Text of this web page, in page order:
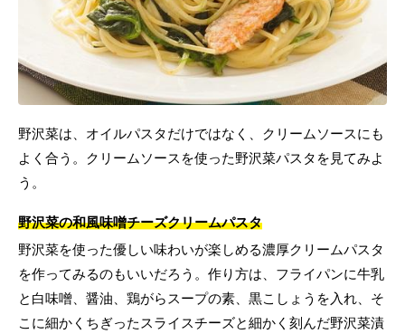
野沢菜は、オイルパスタだけではなく、クリームソースにも
よく合う。クリームソースを使った野沢菜パスタを見てみよ
う。
野沢菜の和風味噌チーズクリームパスタ
野沢菜を使った優しい味わいが楽しめる濃厚クリームパスタ
を作ってみるのもいいだろう。作り方は、フライパンに牛乳
と白味噌、醤油、鶏がらスープの素、黒こしょうを入れ、そ
こに細かくちぎったスライスチーズと細かく刻んだ野沢菜漬